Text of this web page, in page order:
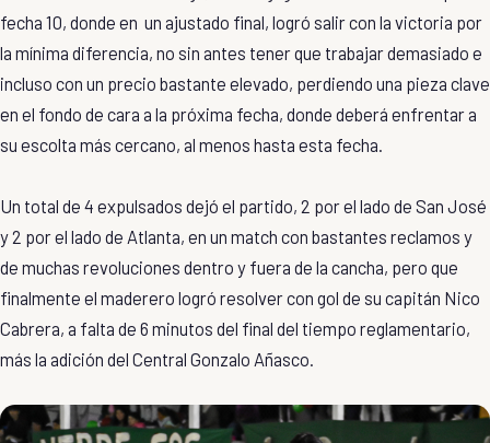
fecha 10, donde en un ajustado final, logró salir con la victoria por
la mínima diferencia, no sin antes tener que trabajar demasiado e
incluso con un precio bastante elevado, perdiendo una pieza clave
en el fondo de cara a la próxima fecha, donde deberá enfrentar a
su escolta más cercano, al menos hasta esta fecha.
Un total de 4 expulsados dejó el partido, 2 por el lado de San José
y 2 por el lado de Atlanta, en un match con bastantes reclamos y
de muchas revoluciones dentro y fuera de la cancha, pero que
finalmente el maderero logró resolver con gol de su capitán Nico
Cabrera, a falta de 6 minutos del final del tiempo reglamentario,
más la adición del Central Gonzalo Añasco.